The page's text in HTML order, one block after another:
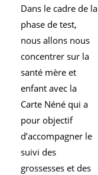
Dans le cadre de la
phase de test,
nous allons nous
concentrer sur la
santé mère et
enfant avec la
Carte Néné qui a
pour objectif
d’accompagner le
suivi des
grossesses et des